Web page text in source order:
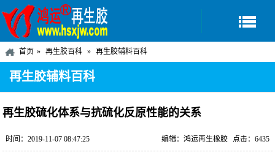
首页 再生胶百科 再生胶辅料百科
再生胶辅料百科
再生胶硫化体系与抗硫化反原性能的关系
时间：2019-11-07 08:47:25 点击：6435
编辑：鸿运再生橡胶